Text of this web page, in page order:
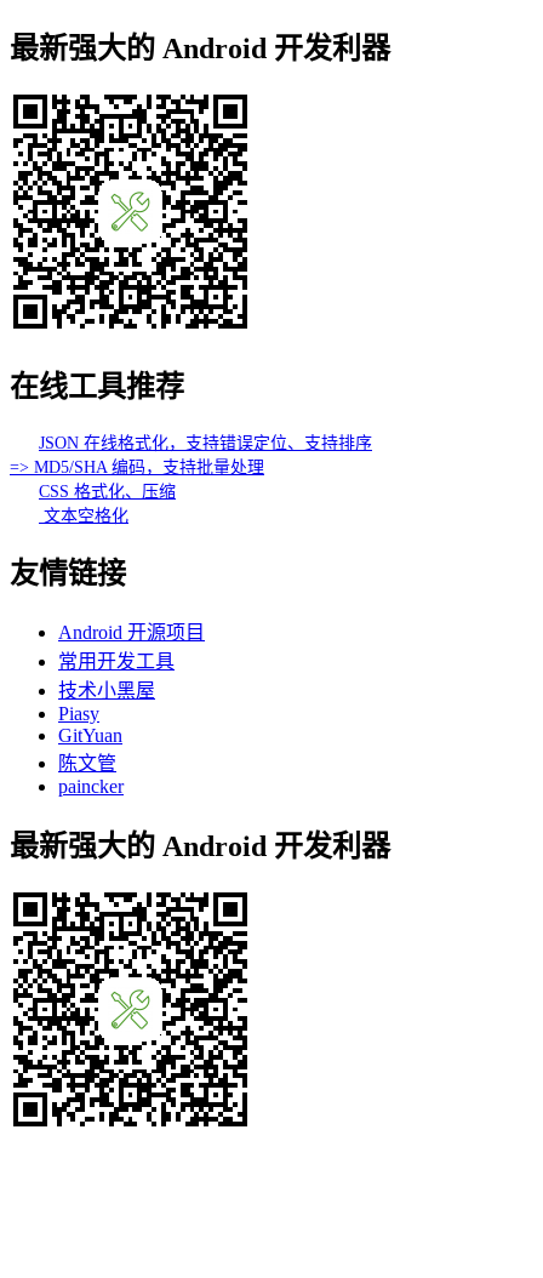
最新强大的 Android 开发利器
在线工具推荐
JSON 在线格式化，支持错误定位、支持排序
=> MD5/SHA 编码，支持批量处理
CSS 格式化、压缩
文本空格化
友情链接
Android 开源项目
常用开发工具
技术小黑屋
Piasy
GitYuan
陈文管
paincker
最新强大的 Android 开发利器